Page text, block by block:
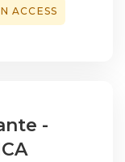
de
foi dirigido
ACCESS
-